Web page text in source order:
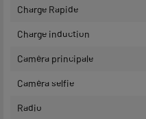
Charge Rapide
Charge induction
Caméra principale
Caméra selfie
Radio